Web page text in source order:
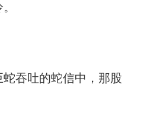
吞吐的蛇信中，那股